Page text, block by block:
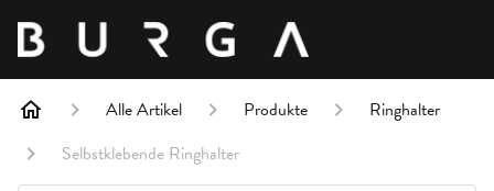
Alle Artikel Produkte
Ringhalter
Selbstklebende Ringhalter